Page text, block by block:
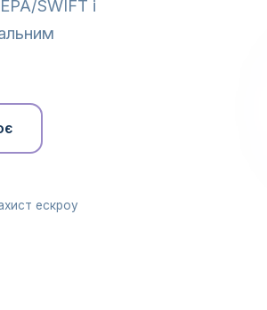
SWIFT і
ескроу